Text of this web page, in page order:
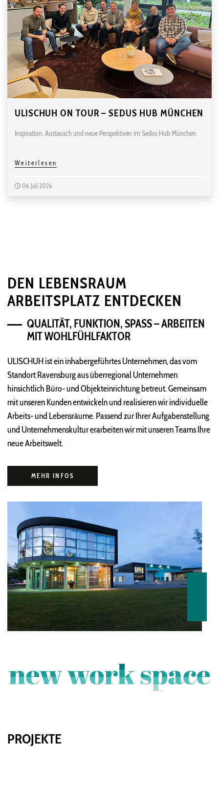
ULISCHUH ON TOUR – SEDUS HUB MÜNCHEN
Inspiration, Austausch und neue Perspektiven im Sedus Hub München.
Weiterlesen
06. Juli 2026
DEN LEBENSRAUM
ARBEITSPLATZ ENTDECKEN
QUALITÄT, FUNKTION, SPASS – ARBEITEN M
IT WOHLFÜHLFAKTOR
ULISCHUH ist ein inhabergeführtes Unternehmen, das vom
Standort Ravensburg aus überregional Unternehmen
hinsichtlich Büro- und Objekteinrichtung betreut. Gemeinsam
mit unseren Kunden entwickeln und realisieren wir individuelle
Arbeits- und Lebensräume. Passend zur Ihrer Aufgabenstellung
und Unternehmenskultur erarbeiten wir mit unseren Teams Ihre
neue Arbeitswelt.
MEHR INFOS
PROJEKTE